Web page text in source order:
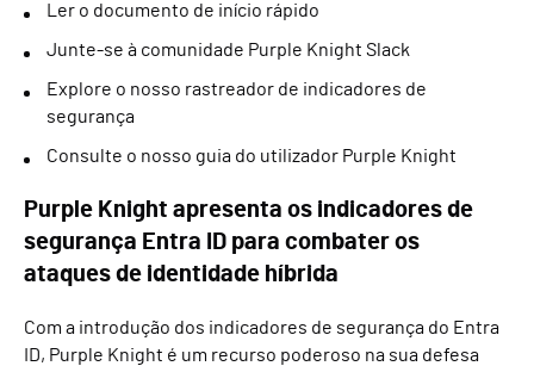
Ler o documento de início rápido
Junte-se à comunidade Purple Knight Slack
Explore o nosso rastreador de indicadores de
segurança
Consulte o nosso guia do utilizador Purple Knight
Purple Knight apresenta os indicadores de
segurança Entra ID para combater os
ataques de identidade híbrida
Com a introdução dos indicadores de segurança do Entra
ID, Purple Knight é um recurso poderoso na sua defesa